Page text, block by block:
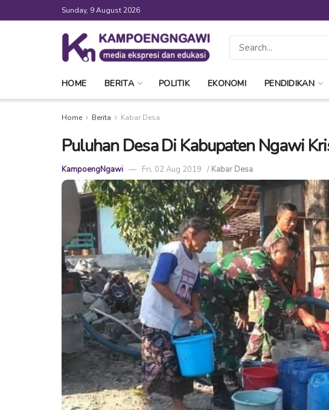
Sunday, 9 August 2026
HOME BERITA POLITIK EKONOMI PENDIDIKAN
Home Berita Kabar Desa
Puluhan Desa Di Kabupaten Ngawi
KampoengNgawi Fri, 02 Aug 2019 / Kabar Desa